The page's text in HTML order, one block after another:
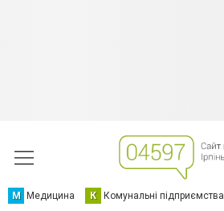
М Медицина К Комунальні підприємства